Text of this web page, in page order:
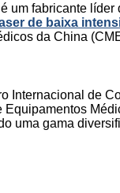
um fabricante
de baixa
da China
Internacional de
uma gama